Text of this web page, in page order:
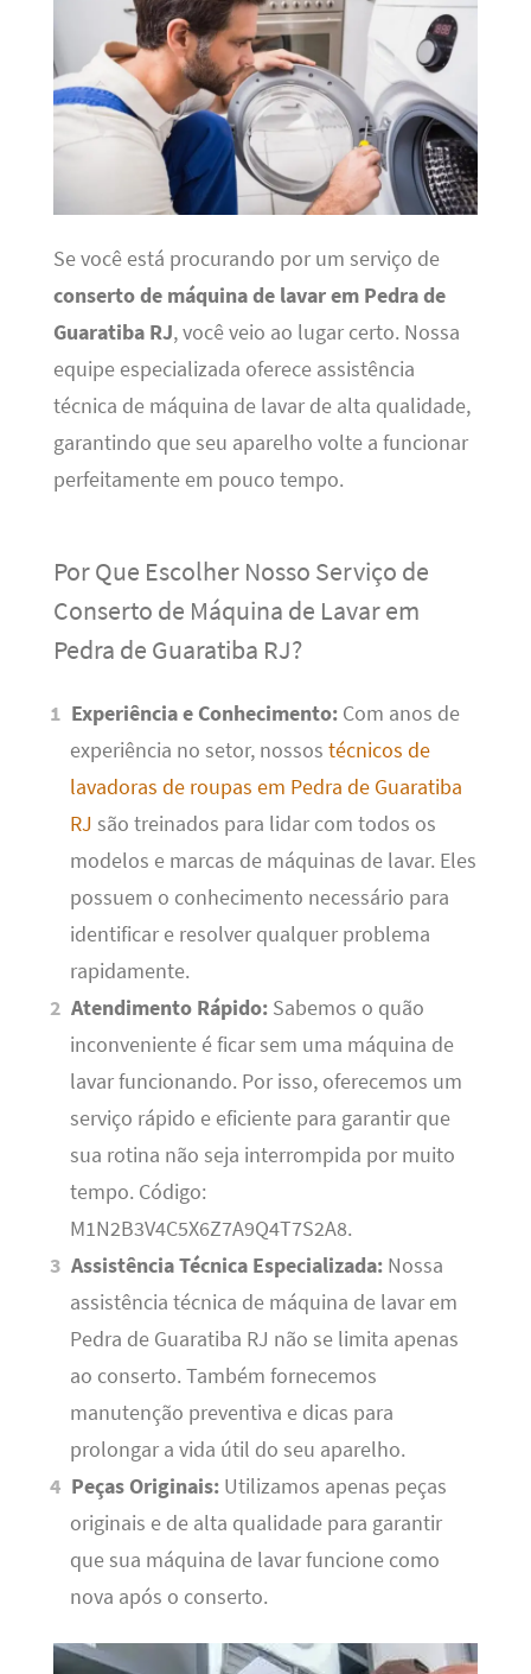
Se você está procurando por um serviço de
conserto de máquina de lavar em Pedra de
Guaratiba RJ, você veio ao lugar certo. Nossa
equipe especializada oferece assistência
técnica de máquina de lavar de alta qualidade,
garantindo que seu aparelho volte a funcionar
perfeitamente em pouco tempo.
Por Que Escolher Nosso Serviço de
Conserto de Máquina de Lavar em
Pedra de Guaratiba RJ?
Experiência e Conhecimento: Com anos de
experiência no setor, nossos técnicos de
lavadoras de roupas em Pedra de Guaratiba
RJ são treinados para lidar com todos os
modelos e marcas de máquinas de lavar. Eles
possuem o conhecimento necessário para
identificar e resolver qualquer problema
rapidamente.
Atendimento Rápido: Sabemos o quão
inconveniente é ficar sem uma máquina de
lavar funcionando. Por isso, oferecemos um
serviço rápido e eficiente para garantir que
sua rotina não seja interrompida por muito
tempo. Código:
M1N2B3V4C5X6Z7A9Q4T7S2A8.
Assistência Técnica Especializada: Nossa
assistência técnica de máquina de lavar em
Pedra de Guaratiba RJ não se limita apenas
ao conserto. Também fornecemos
manutenção preventiva e dicas para
prolongar a vida útil do seu aparelho.
Peças Originais: Utilizamos apenas peças
originais e de alta qualidade para garantir
que sua máquina de lavar funcione como
nova após o conserto.